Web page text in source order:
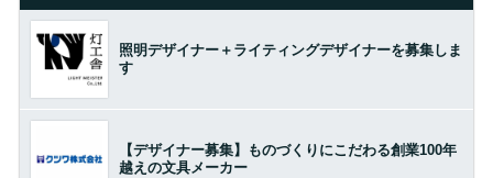
照明デザイナー＋ライティングデザイナーを募集しま
す
【デザイナー募集】ものづくりにこだわる創業100年
越えの文具メーカー